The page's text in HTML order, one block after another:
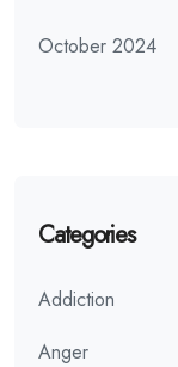
October 2024
Categories
Addiction
Anger